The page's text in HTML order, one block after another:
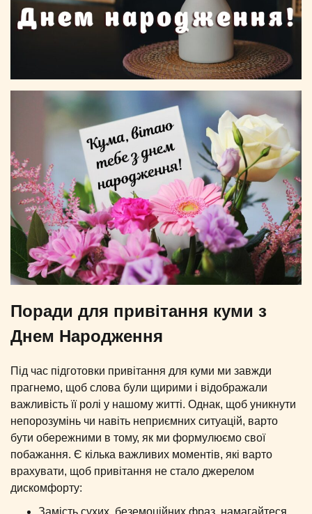
Поради для привітання куми з
Днем Народження
Під час підготовки привітання для куми ми завжди
прагнемо, щоб слова були щирими і відображали
важливість її ролі у нашому житті. Однак, щоб уникнути
непорозумінь чи навіть неприємних ситуацій, варто
бути обережними в тому, як ми формулюємо свої
побажання. Є кілька важливих моментів, які варто
врахувати, щоб привітання не стало джерелом
дискомфорту:
Замість сухих, беземоційних фраз, намагайтеся